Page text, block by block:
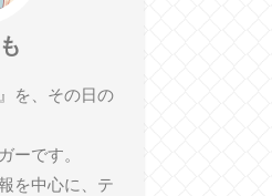
を、その日の
ーです。
を中心に、テ